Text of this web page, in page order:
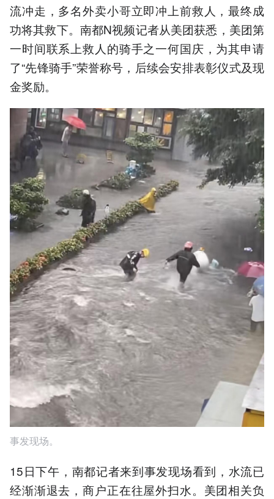
流冲走，多名外卖小哥立即冲上前救人，最终成
功将其救下。南都N视频记者从美团获悉，美团第
一时间联系上救人的骑手之一何国庆，为其申请
了“先锋骑手”荣誉称号，后续会安排表彰仪式及现
金奖励。
事发现场。
15日下午，南都记者来到事发现场看到，水流已
经渐渐退去，商户正在往屋外扫水。美团相关负